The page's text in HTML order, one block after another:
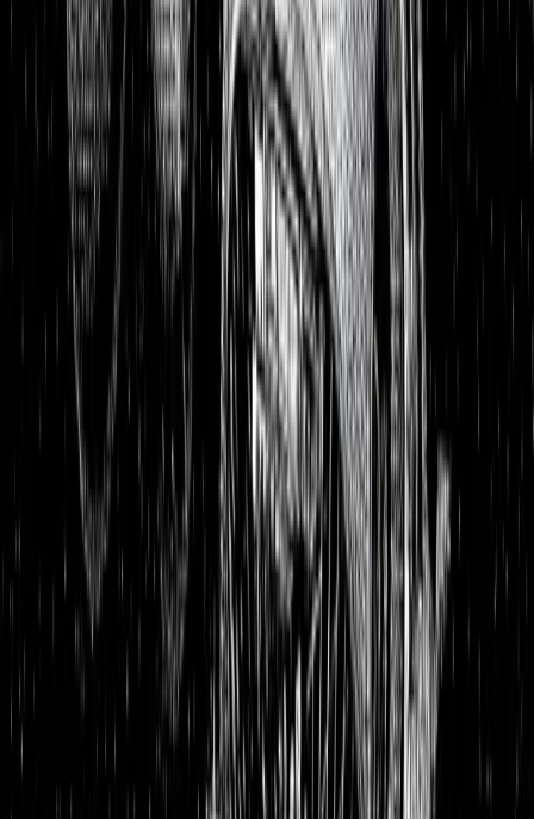
Einloggen
Home
Aktienanalysen